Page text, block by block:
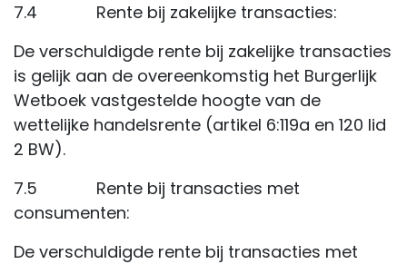
7.4 Rente bij zakelijke transacties:
De verschuldigde rente bij zakelijke transacties
is gelijk aan de overeenkomstig het Burgerlijk
Wetboek vastgestelde hoogte van de
wettelijke handelsrente (artikel 6:119a en 120 lid
2 BW).
7.5 Rente bij transacties met
consumenten:
De verschuldigde rente bij transacties met